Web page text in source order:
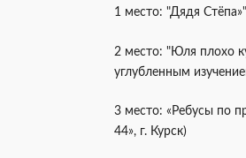
1 место: "Дядя
2 место: "Юля плохо
углубленным
3 место: «Ребусы по
44», г. Курск)